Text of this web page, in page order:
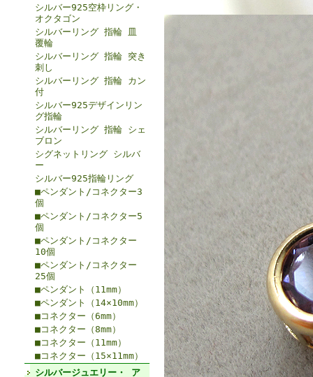
シルバー925空枠リング・
オクタゴン
シルバーリング 指輪 皿
覆輪
シルバーリング 指輪 突き
刺し
シルバーリング 指輪 カン
付
シルバー925デザインリン
グ指輪
シルバーリング 指輪 シェ
ブロン
シグネットリング シルバ
ー
シルバー925指輪リング
■ペンダント/コネクター3
個
■ペンダント/コネクター5
個
■ペンダント/コネクター
10個
■ペンダント/コネクター
25個
■ペンダント（11mm）
■ペンダント（14×10mm）
■コネクター（6mm）
■コネクター（8mm）
■コネクター（11mm）
■コネクター（15×11mm）
シルバージュエリー・ ア